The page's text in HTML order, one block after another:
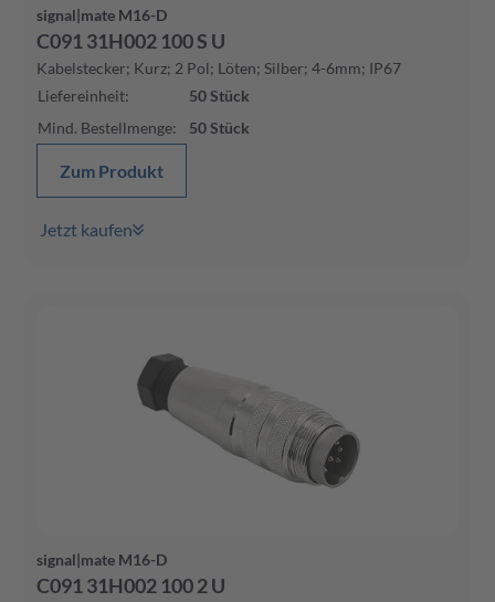
signal|mate M16-D
C091 31H002 100 S U
Kabelstecker; Kurz; 2 Pol; Löten; Silber; 4-6mm; IP67
Liefereinheit: 50Stück
Mind. Bestellmenge: 50Stück
Zum Produkt
Jetzt kaufen
signal|mate M16-D
C091 31H002 100 2 U